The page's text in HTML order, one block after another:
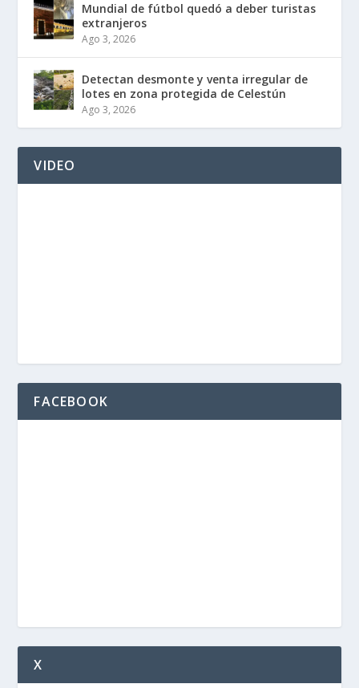
Mundial de fútbol quedó a deber turistas
extranjeros
Ago 3, 2026
Detectan desmonte y venta irregular de
lotes en zona protegida de Celestún
Ago 3, 2026
VIDEO
FACEBOOK
X